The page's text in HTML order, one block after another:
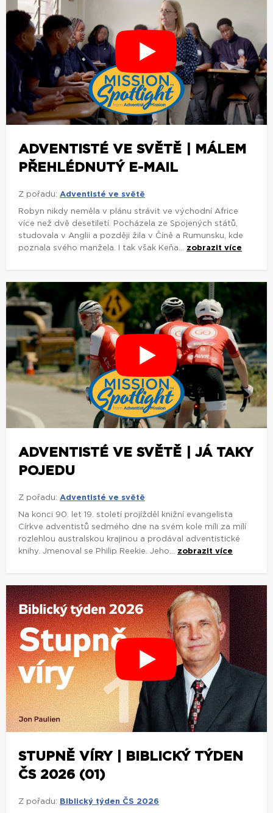
ADVENTISTÉ VE SVĚTĚ | MÁLEM
PŘEHLÉDNUTÝ E-MAIL
Z pořadu: Adventisté ve světě
Robyn nikdy neměla v plánu strávit ve východní Africe
více než dvě desetiletí. Pocházela ze Spojených států,
studovala v Anglii a později žila v Číně a Rumunsku, kde
poznala svého manžela. I tak však Keňa... zobrazit více
ADVENTISTÉ VE SVĚTĚ | JÁ TAKY
POJEDU
Z pořadu: Adventisté ve světě
Na konci 90. let 19. století projížděl knižní evangelista
Církve adventistů sedmého dne na svém kole míli za mílí
rozlehlou australskou krajinou a prodával adventistické
knihy. Jmenoval se Philip Reekie. Jeho... zobrazit více
STUPNĚ VÍRY | BIBLICKÝ TÝDEN
ČS 2026 (01)
Z pořadu: Biblický týden ČS 2026